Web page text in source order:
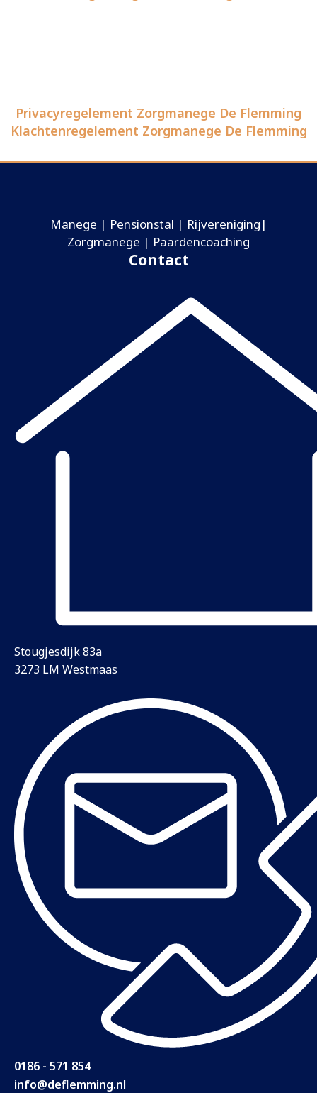
Privacyregelement Zorgmanege De Flemming
Klachtenregelement Zorgmanege De Flemming
Manege | Pensionstal | Rijvereniging|
Zorgmanege | Paardencoaching
Contact
Stougjesdijk 83a
3273 LM Westmaas
0186 - 571 854
info@deflemming.nl